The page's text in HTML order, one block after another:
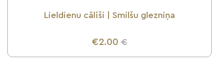
Lieldienu cālīši | Smilšu glezniņa
€2.00 €
UZZINI VAIRĀK